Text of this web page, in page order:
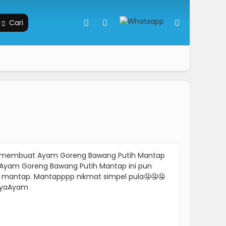
Cari
Ayam Goreng Bawang Putih Mantap
Goreng Bawang Putih Mantap ini pun
Mantapppp nikmat simpel pula🤤🤤🤤